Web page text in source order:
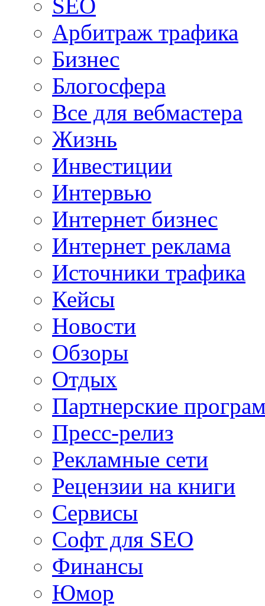
SEO
Арбитраж трафика
Бизнес
Блогосфера
Все для вебмастера
Жизнь
Инвестиции
Интервью
Интернет бизнес
Интернет реклама
Источники трафика
Кейсы
Новости
Обзоры
Отдых
Партнерские
Пресс-релиз
Рекламные сети
Рецензии на книги
Сервисы
Софт для SEO
Финансы
Юмор